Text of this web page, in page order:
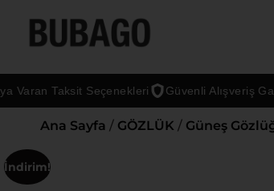
Taksit Seçenekleri Güvenli Alışveriş
Ana Sayfa / GÖZLÜK / Güneş
İndirim!